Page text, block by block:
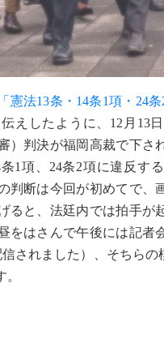
憲法13条・14条1項・24
えしたように、12月13
）判決が福岡高裁で下さ
1項、24条2項に違反す
判断は今回が初めてで、
ると、法廷内では拍手が
をはさんで午後には記者
信されました）、そちら